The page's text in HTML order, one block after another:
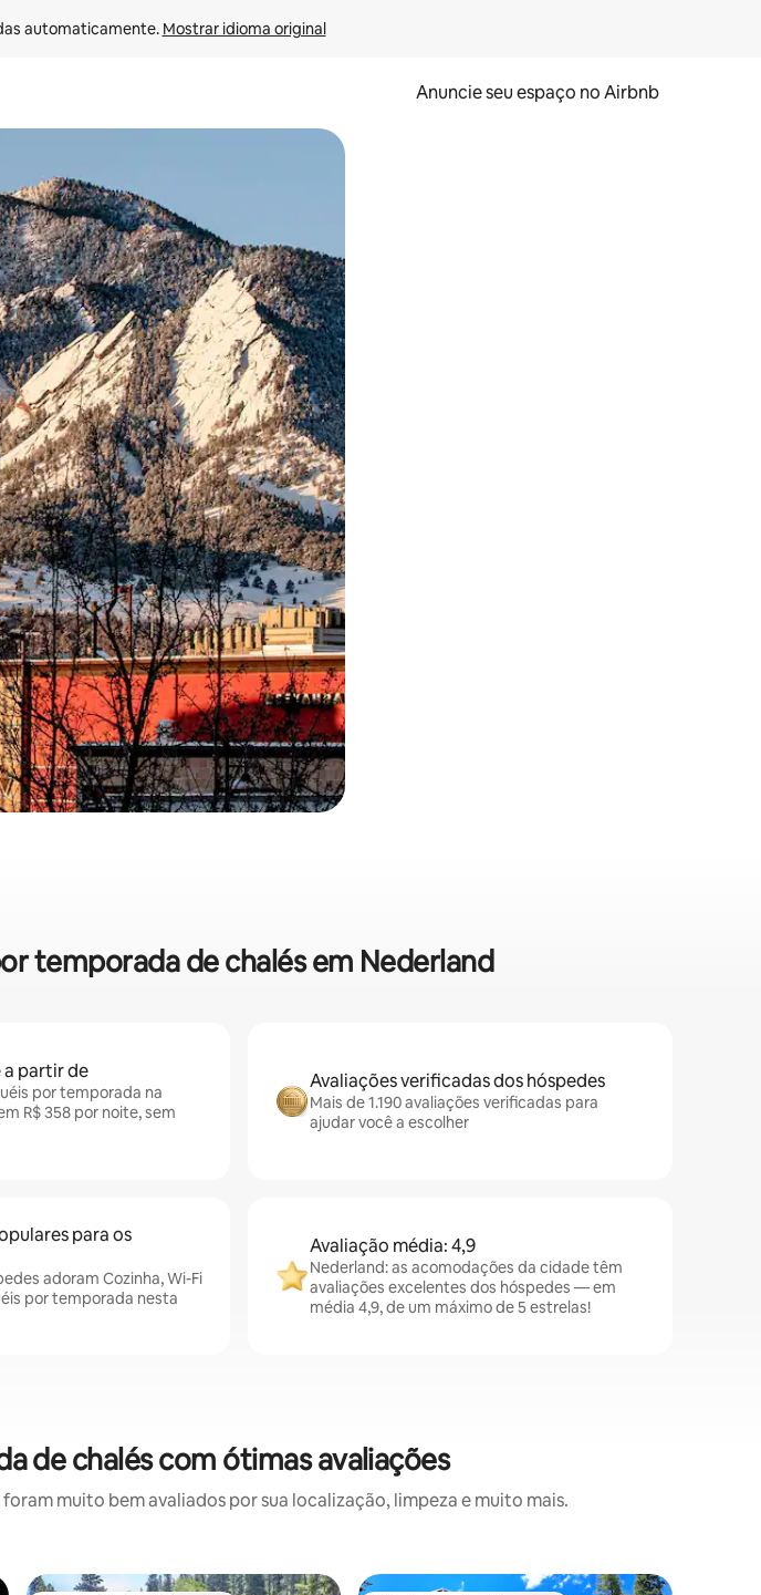
automaticamente. Mostrar idioma original
Anuncie seu espaço no Airbnb
baixo do teclado ou tocando e deslizando o dedo na tela.
temporada de chalés em Nederland
a partir de
por temporada na
R$ 358 por noite, sem
Avaliações verificadas dos hóspedes
Mais de 1.190 avaliações verificadas para
ajudar você a escolher
para os
adoram Cozinha, Wi-Fi
por temporada nesta
Avaliação média: 4,9
Nederland: as acomodações da cidade têm
avaliações excelentes dos hóspedes — em
média 4,9, de um máximo de 5 estrelas!
de chalés com ótimas avaliações
muito bem avaliados por sua localização, limpeza e muito mais.